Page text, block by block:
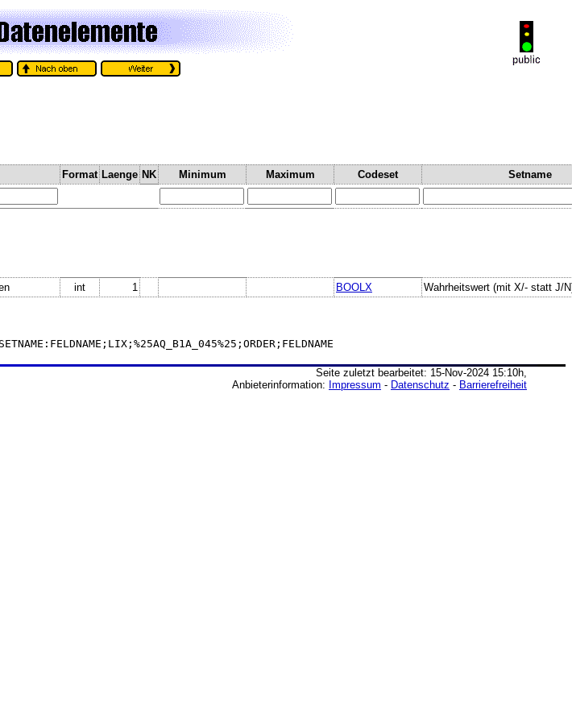
Format Laenge NK Minimum Maximum Codeset Setname
int 1 BOOLX Wahrheitswert (mit X/- statt J/
Seite zuletzt bearbeitet: 15-Nov-2024 15:10h,
Anbieterinformation: Impressum - Datenschutz - Barrierefreiheit